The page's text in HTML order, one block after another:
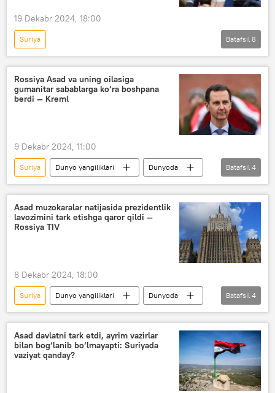
19 Dekabr 2024, 18:00
Suriya
Rossiyaning Donbassdagi maxsus harbiy operatsiyasi
Dunyo yangiliklari
Dunyoda
Rossiya
Vladimir Putin
Batafsil 8
Rossiya Asad va uning oilasiga
gumanitar sabablarga ko‘ra boshpana
berdi — Kreml
9 Dekabr 2024, 11:00
Suriya Dunyo yangiliklari
Dunyoda
Rossiya
Bashar Asad
siyosiy boshpana
Kreml
Batafsil 4
Asad muzokaralar natijasida prezidentlik
lavozimini tark etishga qaror qildi —
Rossiya TIV
8 Dekabr 2024, 18:00
Suriya Dunyo yangiliklari
Dunyoda
Bashar Asad
Rossiya
Rossiya TIV
Mariya Zaxarova
Batafsil 4
Asad davlatni tark etdi, ayrim vazirlar
bilan bog‘lanib bo‘lmayapti: Suriyada
vaziyat qanday?